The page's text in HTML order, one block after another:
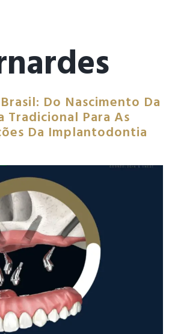
Do Nascimento Da
Para As
Da Implantodontia